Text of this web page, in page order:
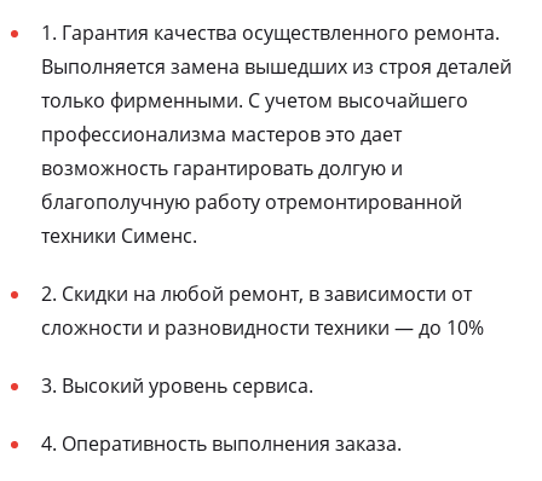
1. Гарантия качества осуществленного ремонта.
Выполняется замена вышедших из строя деталей
только фирменными. С учетом высочайшего
профессионализма мастеров это дает
возможность гарантировать долгую и
благополучную работу отремонтированной
техники Сименс.
2. Скидки на любой ремонт, в зависимости от
сложности и разновидности техники — до 10%
3. Высокий уровень сервиса.
4. Оперативность выполнения заказа.